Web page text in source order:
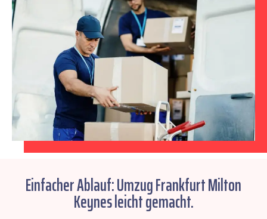
Einfacher Ablauf: Umzug Frankfurt Milton
Keynes leicht gemacht.